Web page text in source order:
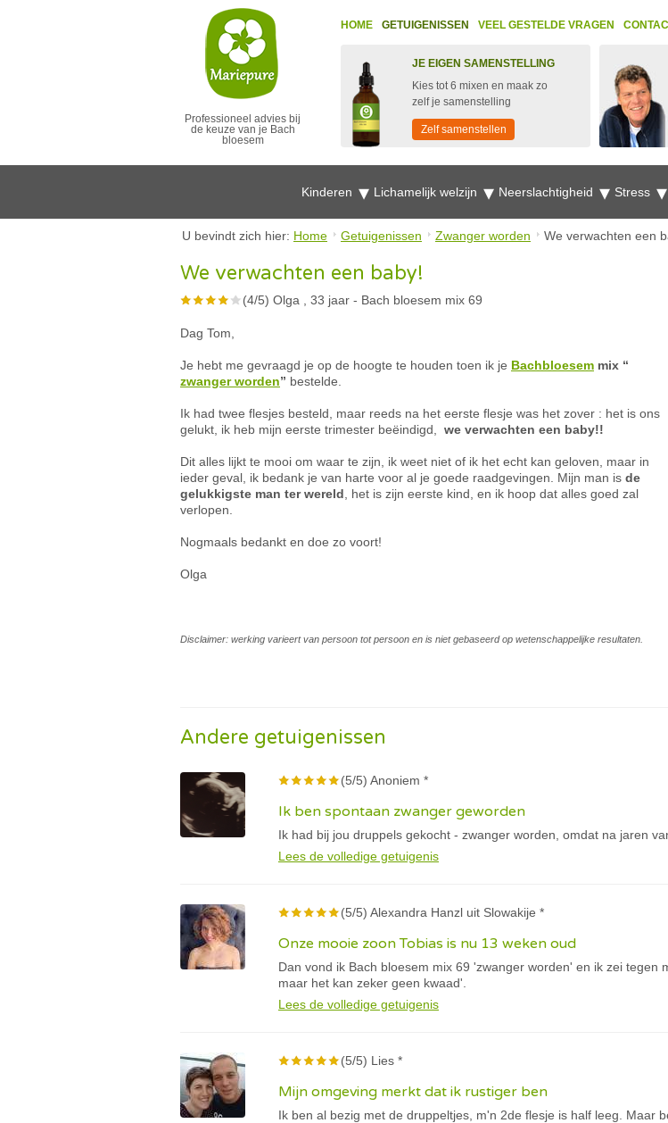
Professioneel advies bij
de keuze van je Bach
bloesem
HOME GETUIGENISSEN VEEL GESTELDE VRAGEN
JE EIGEN SAMENSTELLING
Kies tot 6 mixen en maak zo
zelf je samenstelling
Zelf samenstellen
Kinderen Lichamelijk welzijn Neerslachtigheid Stress
U bevindt zich hier: Home Getuigenissen Zwanger worden We verwachten een
We verwachten een baby!
(4/5) Olga , 33 jaar - Bach bloesem mix 69
Dag Tom,
Je hebt me gevraagd je op de hoogte te houden toen ik je Bachbloesem mix “
zwanger worden” bestelde.
Ik had twee flesjes besteld, maar reeds na het eerste flesje was het zover : het is ons
gelukt, ik heb mijn eerste trimester beëindigd, we verwachten een baby!!
Dit alles lijkt te mooi om waar te zijn, ik weet niet of ik het echt kan geloven, maar in
ieder geval, ik bedank je van harte voor al je goede raadgevingen. Mijn man is de
gelukkigste man ter wereld , het is zijn eerste kind, en ik hoop dat alles goed zal
verlopen.
Nogmaals bedankt en doe zo voort!
Olga
Disclaimer: werking varieert van persoon tot persoon en is niet gebaseerd op wetenschappelijke resultaten.
Andere getuigenissen
(5/5) Anoniem *
Ik ben spontaan zwanger geworden
Ik had bij jou druppels gekocht - zwanger worden, omdat na jaren
Lees de volledige getuigenis
(5/5) Alexandra Hanzl uit Slowakije *
Onze mooie zoon Tobias is nu 13 weken oud
Dan vond ik Bach bloesem mix 69 'zwanger worden' en ik zei
maar het kan zeker geen kwaad'.
Lees de volledige getuigenis
(5/5) Lies *
Mijn omgeving merkt dat ik rustiger ben
Ik ben al bezig met de druppeltjes, m'n 2de flesje is half leeg. Maar